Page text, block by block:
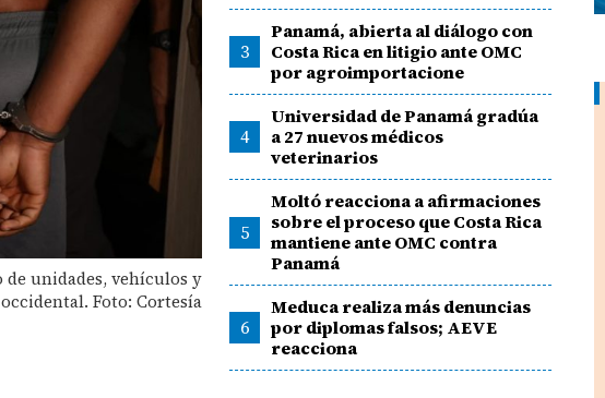
unidades, vehículos y
Foto: Cortesía
3
Panamá, abierta al diálogo con
Costa Rica en litigio ante OMC
por agroimportacione
4
Universidad de Panamá gradúa
a 27 nuevos médicos
veterinarios
5
Moltó reacciona a afirmaciones
sobre el proceso que Costa Rica
mantiene ante OMC contra
Panamá
6
Meduca realiza más denuncias
por diplomas falsos; AEVE
reacciona